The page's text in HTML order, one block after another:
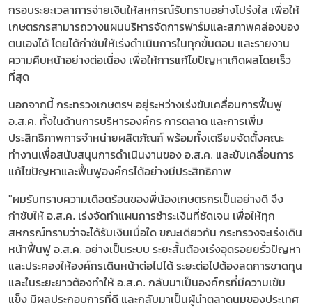
กรอบระยะเวลาการจ่ายเงินให้สหกรณ์รับทราบอย่างโปร่งใส เพื่อให้
เกษตรกรสามารถวางแผนบริหารจัดการฟาร์มและสภาพคล่องของ
ตนเองได้ โดยได้กำชับให้เร่งดำเนินการในทุกขั้นตอน และรายงาน
ความคืบหน้าอย่างต่อเนื่อง เพื่อให้การแก้ไขปัญหาเกิดผลโดยเร็ว
ที่สุด
นอกจากนี้ กระทรวงเกษตรฯ อยู่ระหว่างเร่งขับเคลื่อนการฟื้นฟู
อ.ส.ค. ทั้งในด้านการบริหารองค์กร การตลาด และการเพิ่ม
ประสิทธิภาพการจำหน่ายผลิตภัณฑ์ พร้อมทั้งเตรียมจัดตั้งคณะ
ทำงานเพื่อสนับสนุนการดำเนินงานของ อ.ส.ค. และขับเคลื่อนการ
แก้ไขปัญหาและฟื้นฟูองค์กรได้อย่างมีประสิทธิภาพ
"ผมรับทราบความเดือดร้อนของพี่น้องเกษตรกรเป็นอย่างดี จึง
กำชับให้ อ.ส.ค. เร่งจัดทำแผนการชำระเงินที่ชัดเจน เพื่อให้ทุก
สหกรณ์ทราบว่าจะได้รับเงินเมื่อใด ขณะเดียวกัน กระทรวงจะเร่งเดิน
หน้าฟื้นฟู อ.ส.ค. อย่างเป็นระบบ ระยะสั้นต้องเร่งอุดรอยยรั่วปัญหา
และประคองให้องค์กรเดินหน้าต่อไปได้ ระยะต่อไปต้องลดการขาดทุน
และในระยะยาวต้องทำให้ อ.ส.ค. กลับมาเป็นองค์กรที่มีความเข้ม
แข็ง มีผลประกอบการที่ดี และกลับมาเป็นผู้นำตลาดนมของประเทศ